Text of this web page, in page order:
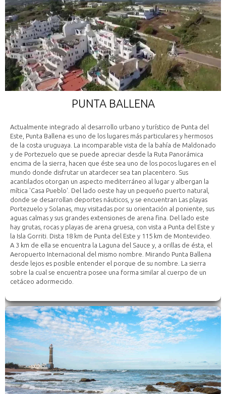
PUNTA BALLENA
Actualmente integrado al desarrollo urbano y turístico de Punta del
Este, Punta Ballena es uno de los lugares más particulares y hermosos
de la costa uruguaya. La incomparable vista de la bahía de Maldonado
y de Portezuelo que se puede apreciar desde la Ruta Panorámica
encima de la sierra, hacen que éste sea uno de los pocos lugares en el
mundo donde disfrutar un atardecer sea tan placentero. Sus
acantilados otorgan un aspecto mediterráneo al lugar y albergan la
mítica 'Casa Pueblo'. Del lado oeste hay un pequeño puerto natural,
donde se desarrollan deportes náuticos, y se encuentran Las playas
Portezuelo y Solanas, muy visitadas por su orientación al poniente, sus
aguas calmas y sus grandes extensiones de arena fina. Del lado este
hay grutas, rocas y playas de arena gruesa, con vista a Punta del Este y
la Isla Gorriti. Dista 18 km de Punta del Este y 115 km de Montevideo.
A 3 km de ella se encuentra la Laguna del Sauce y, a orillas de ésta, el
Aeropuerto Internacional del mismo nombre. Mirando Punta Ballena
desde lejos es posible entender el porque de su nombre. La sierra
sobre la cual se encuentra posee una forma similar al cuerpo de un
cetáceo adormecido.